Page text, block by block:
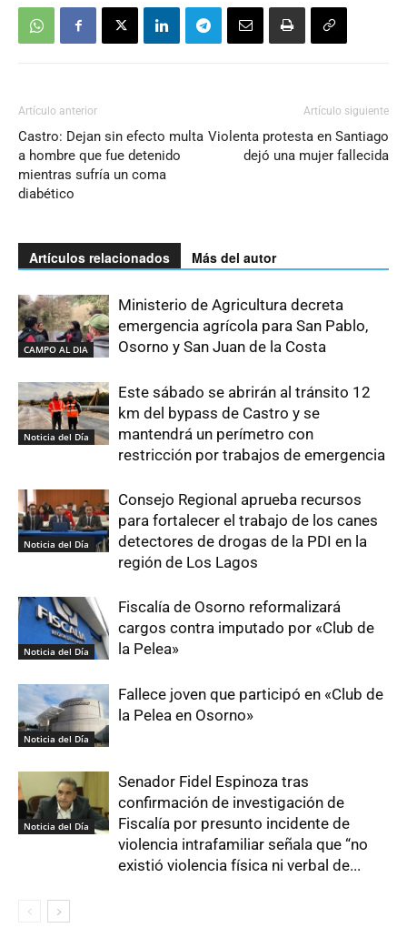
Artículo anterior
Castro: Dejan sin efecto multa
a hombre que fue detenido
mientras sufría un coma
diabético
Artículo siguiente
Violenta protesta en Santiago
dejó una mujer fallecida
Artículos relacionados Más del autor
CAMPO AL DIA
Ministerio de Agricultura decreta
emergencia agrícola para San Pablo,
Osorno y San Juan de la Costa
Noticia del Día
Este sábado se abrirán al tránsito 12
km del bypass de Castro y se
mantendrá un perímetro con
restricción por trabajos de emergencia
Noticia del Día
Consejo Regional aprueba recursos
para fortalecer el trabajo de los canes
detectores de drogas de la PDI en la
región de Los Lagos
Noticia del Día
Fiscalía de Osorno reformalizará
cargos contra imputado por «Club de
la Pelea»
Noticia del Día
Fallece joven que participó en «Club de
la Pelea en Osorno»
Noticia del Día
Senador Fidel Espinoza tras
confirmación de investigación de
Fiscalía por presunto incidente de
violencia intrafamiliar señala que “no
existió violencia física ni verbal de...